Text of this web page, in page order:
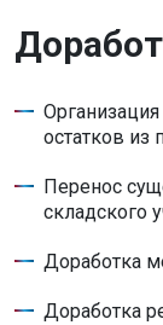
остатков из
Перенос
складского
Доработка
Доработка